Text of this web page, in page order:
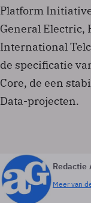
Platform
General Electric,
International
de specificatie
Core, de een
Data-projecten.
Redactie
Meer van